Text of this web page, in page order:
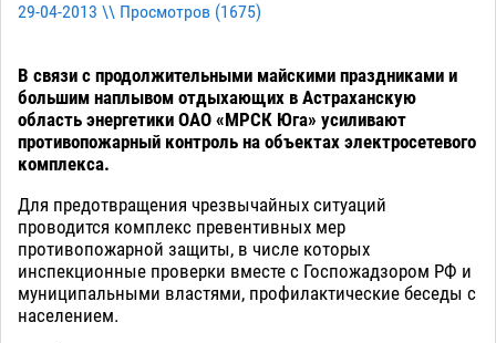
29-04-2013 \\ Просмотров (1675)
В связи с продолжительными майскими праздниками и
большим наплывом отдыхающих в Астраханскую
область энергетики ОАО «МРСК Юга» усиливают
противопожарный контроль на объектах электросетевого
комплекса.
Для предотвращения чрезвычайных ситуаций
проводится комплекс превентивных мер
противопожарной защиты, в числе которых
инспекционные проверки вместе с Госпожадзором РФ и
муниципальными властями, профилактические беседы с
населением.